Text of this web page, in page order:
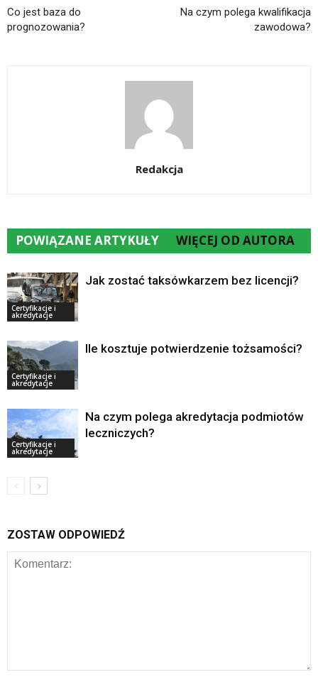
Co jest baza do
prognozowania?
Na czym polega kwalifikacja
zawodowa?
Redakcja
POWIĄZANE ARTYKUŁY WIĘCEJ OD AUTORA
Certyfikacje i
akredytacje
Jak zostać taksówkarzem bez licencji?
Certyfikacje i
akredytacje
Ile kosztuje potwierdzenie tożsamości?
Certyfikacje i
akredytacje
Na czym polega akredytacja podmiotów
leczniczych?
ZOSTAW ODPOWIEDŹ